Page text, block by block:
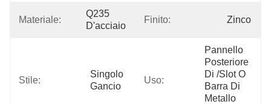
Materiale:
Q235
D'acciaio
Finito: Zinco
Stile:
Singolo
Gancio
Uso:
Pannello
Posteriore
Di /slot O
Barra Di
Metallo